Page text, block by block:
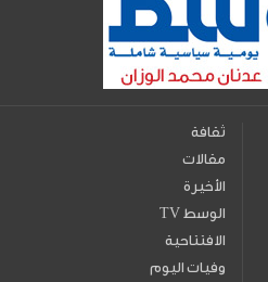
ثقافة
مقالات
الأخيرة
TV الوسط
الافتتاحية
وفيات اليوم